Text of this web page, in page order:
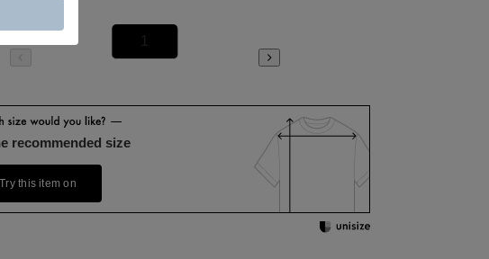
recommended size
Try this item on